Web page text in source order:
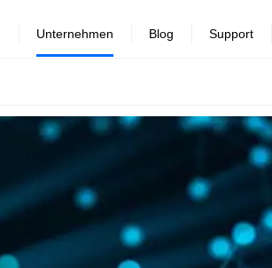
Unternehmen Blog Support